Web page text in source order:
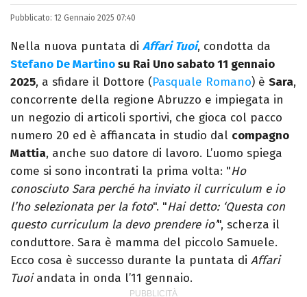
Laureata in Linguaggi dei Media, mi dedico
Ho lavorato come web content editor
freelance per diverse testate.
Pubblicato: 12 Gennaio 2025 07:40
Nella nuova puntata di Affari Tuoi, condotta da
Stefano De Martinosu Rai Uno sabato 11 gennaio
2025, a sfidare il Dottore (Pasquale Romano) è Sara,
concorrente della regione Abruzzo e impiegata in
un negozio di articoli sportivi, che gioca col pacco
numero 20 ed è affiancata in studio dal compagno
Mattia, anche suo datore di lavoro. L’uomo spiega
come si sono incontrati la prima volta: "Ho
conosciuto Sara perché ha inviato il curriculum e io
l’ho selezionata per la foto". "Hai detto: ‘Questa con
questo curriculum la devo prendere io’", scherza il
conduttore. Sara è mamma del piccolo Samuele.
Ecco cosa è successo durante la puntata di Affari
Tuoiandata in onda l’11 gennaio.